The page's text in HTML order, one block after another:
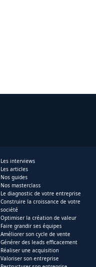
Les interviews
Les articles
Nos guides
Nos masterclass
Le diagnostic de votre entreprise
Construire la croissance de votre
société
Optimiser la création de valeur
Faire grandir ses équipes
Améliorer son cycle de vente
Générer des leads efficacement
Réaliser une acquisition
Valoriser son entreprise